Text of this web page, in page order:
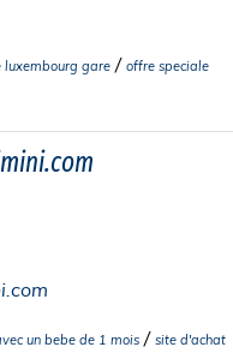
luxembourg gare / offre speciale
un bebe de 1 mois / site d'achat